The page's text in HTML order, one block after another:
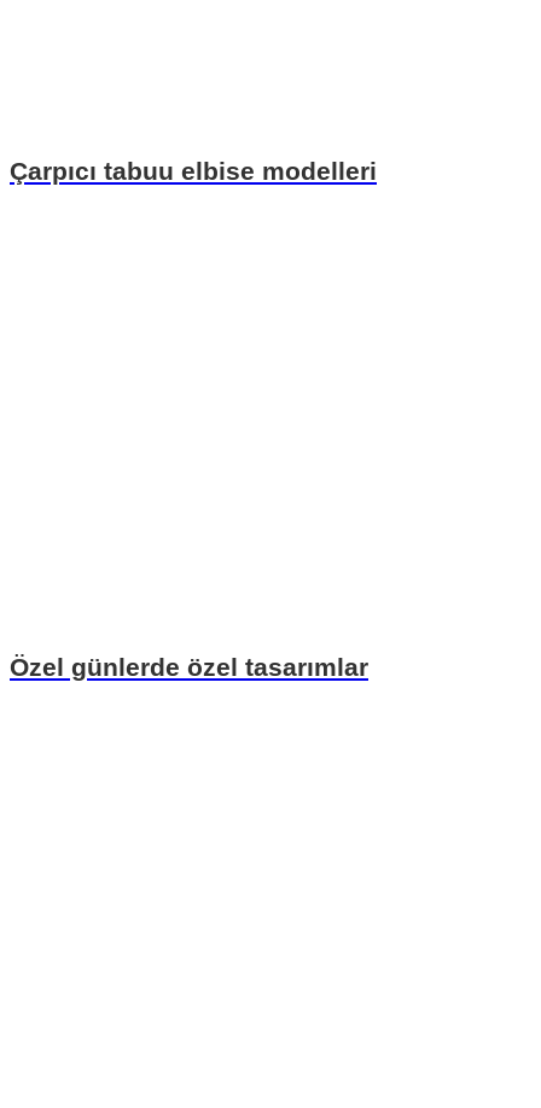
Çarpıcı tabuu elbise modelleri
Özel günlerde özel tasarımlar